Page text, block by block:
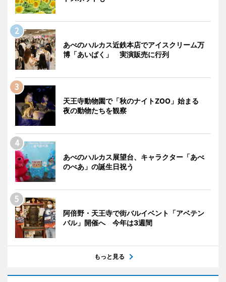
あべのハルカス近鉄本店でアイスクリーム万
博「あいぱく」 実演販売に行列
天王寺動物園で「秋のナイトZOO」始まる
夜の動物たちを観察
あべのハルカス展望台、キャラクター「あべ
のべあ」の誕生日祝う
阿倍野・天王寺で街バルイベント「アベテン
バル」開催へ 今年は3週間
もっと見る